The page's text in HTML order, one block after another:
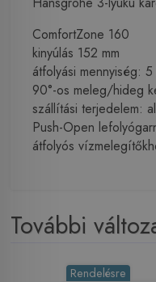
ComfortZone 160
kinyúlás 152 mm
átfolyási mennyiség:
90°-os meleg/hideg
szállítási terjedelem:
Push-Open
átfolyós
További
Rendelésre